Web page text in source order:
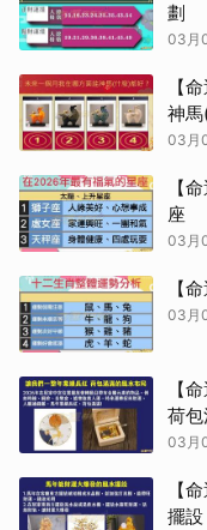
劃
03月
【
神
03月
【
座
03月
【
03月
【
荷
03月
【
擺設